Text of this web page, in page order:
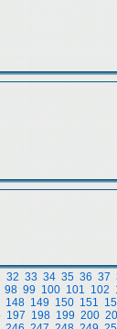
32 33 34 35 36 37
98 99 100 101 102
148 149 150 151
197 198 199 200